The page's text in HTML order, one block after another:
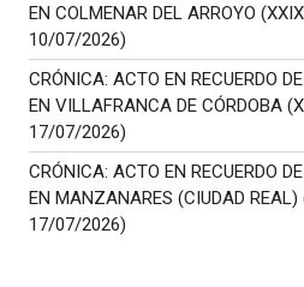
EN COLMENAR DEL ARROYO
10/07/2026)
CRÓNICA: ACTO EN RECUERDO
EN VILLAFRANCA DE CÓRDOBA
17/07/2026)
CRÓNICA: ACTO EN RECUERDO
EN MANZANARES (CIUDAD
17/07/2026)